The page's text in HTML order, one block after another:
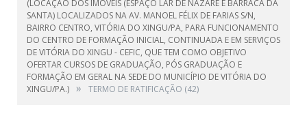
(LOCAÇÃO DOS IMÓVEIS (ESPAÇO LAR DE NAZARÉ E BARRACA DA
SANTA) LOCALIZADOS NA AV. MANOEL FÉLIX DE FARIAS S/N,
BAIRRO CENTRO, VITÓRIA DO XINGU/PA, PARA FUNCIONAMENTO
DO CENTRO DE FORMAÇÃO INICIAL, CONTINUADA E EM SERVIÇOS
DE VITÓRIA DO XINGU - CEFIC, QUE TEM COMO OBJETIVO
OFERTAR CURSOS DE GRADUAÇÃO, PÓS GRADUAÇÃO E
FORMAÇÃO EM GERAL NA SEDE DO MUNICÍPIO DE VITÓRIA DO
XINGU/PA.) » TERMO DE RATIFICAÇÃO (42)